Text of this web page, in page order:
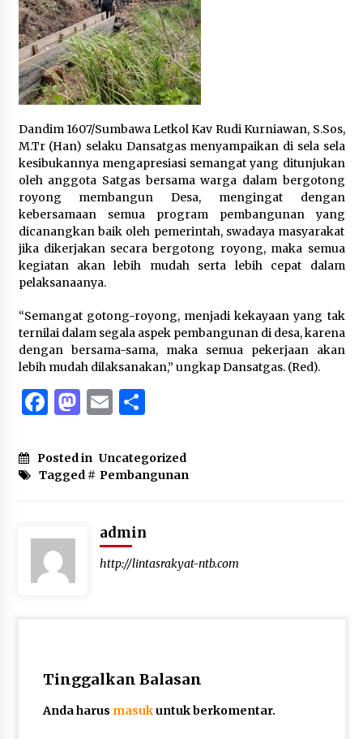
Dandim 1607/Sumbawa Letkol Kav Rudi Kurniawan, S.Sos,
M.Tr (Han) selaku Dansatgas menyampaikan di sela sela
kesibukannya mengapresiasi semangat yang ditunjukan
oleh anggota Satgas bersama warga dalam bergotong
royong membangun Desa, mengingat dengan
kebersamaan semua program pembangunan yang
dicanangkan baik oleh pemerintah, swadaya masyarakat
jika dikerjakan secara bergotong royong, maka semua
kegiatan akan lebih mudah serta lebih cepat dalam
pelaksanaanya.
“Semangat gotong-royong, menjadi kekayaan yang tak
ternilai dalam segala aspek pembangunan di desa, karena
dengan bersama-sama, maka semua pekerjaan akan
lebih mudah dilaksanakan,” ungkap Dansatgas. (Red).
Facebook
Mastodon
EmailShare
Posted in Uncategorized
Tagged # Pembangunan
admin
http://lintasrakyat-ntb.com
Tinggalkan Balasan
Anda harus masukuntuk berkomentar.